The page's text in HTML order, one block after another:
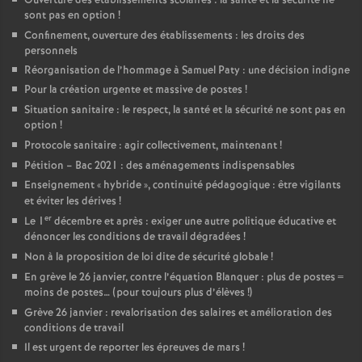
sont pas en option !
Confinement, ouverture des établissements : les droits des
personnels
Réorganisation de l’hommage à Samuel Paty : une décision indigne
Pour la création urgente et massive de postes !
Situation sanitaire : le respect, la santé et la sécurité ne sont pas en
option !
Protocole sanitaire : agir collectivement, maintenant!
Pétition – Bac 2021 : des aménagements indispensables
Enseignement « hybride», continuité pédagogique : être vigilants
et éviter les dérives !
Le 1 er décembre et après : exiger une autre politique éducative et
dénoncer les conditions de travail dégradées !
Non à la proposition de loi dite de sécurité globale!
En grève le 26 janvier, contre l’équation Blanquer : plus de postes =
moins de postes… (pour toujours plus d’élèves !)
Grève 26 janvier : revalorisation des salaires et amélioration des
conditions de travail
Il est urgent de reporter les épreuves de mars !